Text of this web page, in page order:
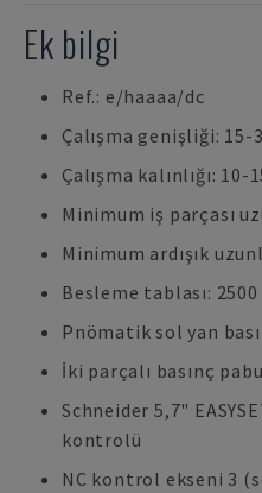
Ek bilgi
Ref.: e/haaaa/dc
Çalışma genişliği: 15-
Çalışma kalınlığı: 10-
Minimum iş parçası
Minimum ardışık
Besleme tablası:
Pnömatik sol yan
İki parçalı basınç
Schneider 5,7"
kontrolü
NC kontrol ekseni 3